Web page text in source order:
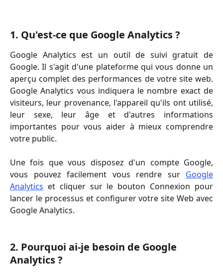
1. Qu'est-ce que Google Analytics ?
Google Analytics est un outil de suivi gratuit de
Google. Il s'agit d'une plateforme qui vous donne un
aperçu complet des performances de votre site web.
Google Analytics vous indiquera le nombre exact de
visiteurs, leur provenance, l'appareil qu'ils ont utilisé,
leur sexe, leur âge et d'autres informations
importantes pour vous aider à mieux comprendre
votre public.
Une fois que vous disposez d'un compte Google,
vous pouvez facilement vous rendre sur Google
Analytics et cliquer sur le bouton Connexion pour
lancer le processus et configurer votre site Web avec
Google Analytics.
2. Pourquoi ai-je besoin de Google
Analytics ?